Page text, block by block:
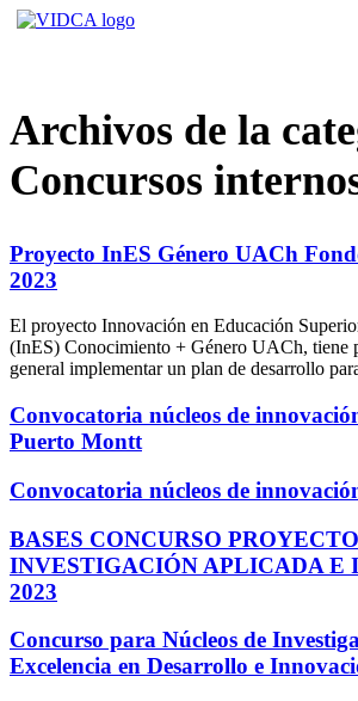
Saltar
Archivos de la
Concursos
Proyecto InES Género UACh
2023
El proyecto Innovación en Educación
(InES) Conocimiento + Género UACh, tiene
general implementar un plan de desarrollo
Convocatoria núcleos de
Puerto Montt
Convocatoria núcleos de
BASES CONCURSO
INVESTIGACIÓN APLICADA E
2023
Concurso para Núcleos de
Excelencia en Desarrollo e